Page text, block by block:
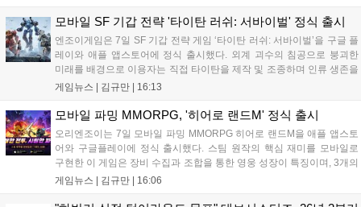
의 오만으로 균열이...
모바일 SF 기갑 전략 '타이탄 러쉬: 서바이벌' 정식 출시
엔조이게임은 7일 SF 기갑 전략 게임 ‘타이탄 러쉬: 서바이벌’을 구글 플
레이와 애플 앱스토어에 정식 출시했다. 외계 괴수의 침공으로 붕괴한
미래를 배경으로 이용자는 직접 타이탄을 제작 및 조종하며 인류 생존을
위한 전투를 펼친다. 지휘관 모집, 피난처 운영, 연맹 협동 콘텐츠가 특징
지원 보상을 제공한다. 상세 내용은 공식 커뮤니티에서 확인 가능하다....
게임뉴스 | 김규만 | 16:13
모바일 파밍 MMORPG, '히어로 랜드M' 정식 출시
오리엔조이는 7일 모바일 파밍 MMORPG 히어로 랜드M을 애플 앱스토
어와 구글플레이에 정식 출시했다. 스팀 원작의 핵심 재미를 모바일로
구현한 이 게임은 장비 수집과 조합을 통한 영웅 성장이 특징이며, 3개의
무기 스킬을 활용한 전략적 전투와 길드전 등 다양한 콘텐츠를 제공한
게임뉴스 | 김규만 | 16:06